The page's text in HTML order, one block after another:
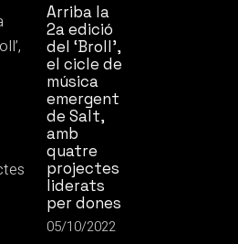
Arriba la
2a edició
del ‘Broll’,
el cicle de
música
emergent
de Salt,
amb
quatre
projectes
liderats
per dones
05/10/2022